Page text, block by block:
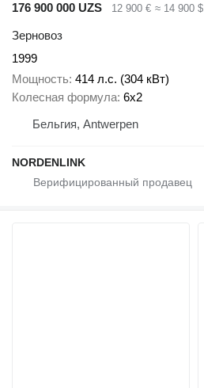
176 900 000 UZS
12 900 € ≈ 14 900 $
Зерновоз
1999
Мощность 414 л.с. (304 кВт)
Колесная формула 6x2
Бельгия, Antwerpen
NORDENLINK